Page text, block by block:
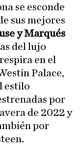
se esconde
sus mejores
y Marqués
del lujo
en el
Palace,
estilo
por
de 2022 y
por